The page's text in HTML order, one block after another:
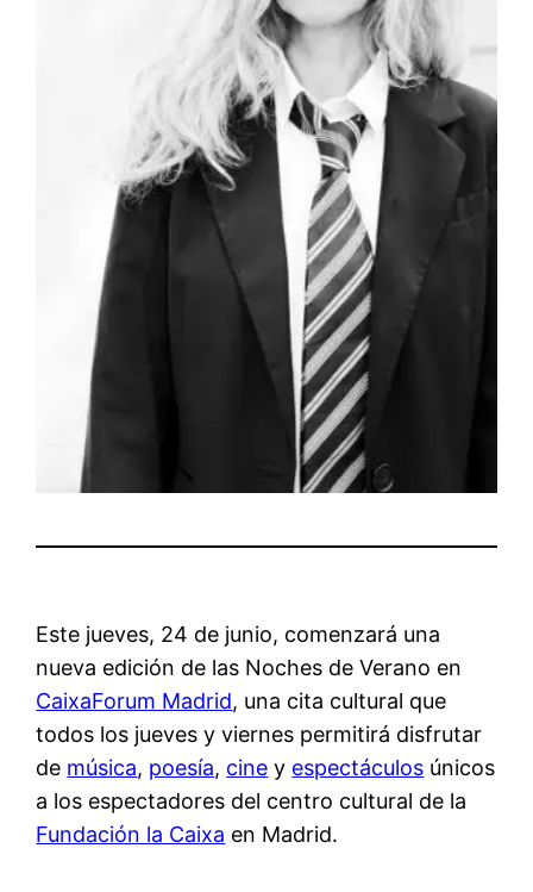
Este jueves, 24 de junio, comenzará una
nueva edición de las Noches de Verano en
CaixaForum Madrid, una cita cultural que
todos los jueves y viernes permitirá disfrutar
de música, poesía, cine y espectáculos únicos
a los espectadores del centro cultural de la
Fundación la Caixa en Madrid.